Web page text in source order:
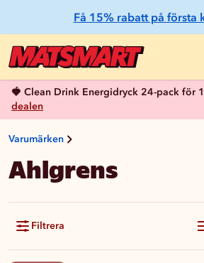
Få 15% rabatt på första
🍓 Clean Drink Energidryck 24-pack för
dealen
Varumärken
Ahlgrens
Filtrera